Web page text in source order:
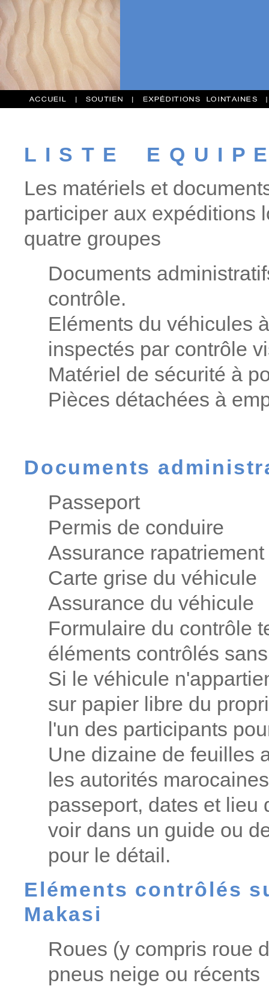
L I S T E E Q U I P E
Les matériels et
participer aux expéditions
quatre groupes
Documents
contrôle.
Eléments du véhicules
inspectés par contrôle
Matériel de sécurité à
Pièces détachées à
Documents
Passeport
Permis de conduire
Assurance
Carte grise du véhicule
Assurance du véhicule
Formulaire du contrôle
éléments contrôlés
Si le véhicule
sur papier libre du
l'un des participants
Une dizaine de feuilles
les autorités
passeport, dates et lieu
voir dans un guide ou
pour le détail.
Eléments contrôlés
Makasi
Roues (y compris roue
pneus neige ou récents